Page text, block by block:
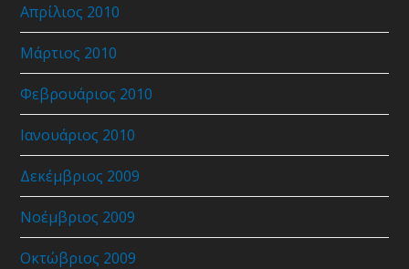
Απρίλιος 2010
Μάρτιος 2010
Φεβρουάριος 2010
Ιανουάριος 2010
Δεκέμβριος 2009
Νοέμβριος 2009
Οκτώβριος 2009